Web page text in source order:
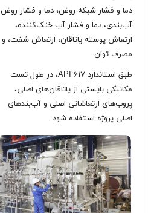
دما و فشار شبکه روغن، دما و فشار روغن
آب‌بندی، دما و فشار آب خنک‌کننده،
ارتعاش پوسته یاتاقان، ارتعاش شفت، و
مصرف توان.
طبق استاندارد API ۶۱۷، در طول تست
مکانیکی بایستی از یاتاقان‌های اصلی،
پروب‌های ارتعاشاتی اصلی و آب‌بندهای
اصلی پروژه استفاده شود.